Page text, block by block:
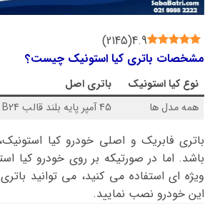
4.9
(
2145
)
مشخصات باتری کیا استونیک چیست؟
نوعکیا استونیک باتری اصل
همه مدل ها
45 آمپر پایه بلند قالب B24
باشد. اما در صورتیکه بر روی خودرو کیا
این خودرو نصب نمایید.